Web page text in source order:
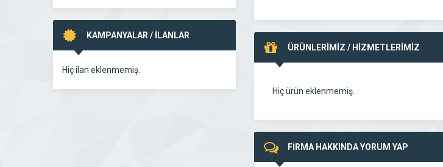
KAMPANYALAR / İLANLAR
Hiç ilan eklenmemiş.
ÜRÜNLERİMİZ / HİZMETLERİMİZ
Hiç ürün eklenmemiş.
FİRMA HAKKINDA YORUM YAP